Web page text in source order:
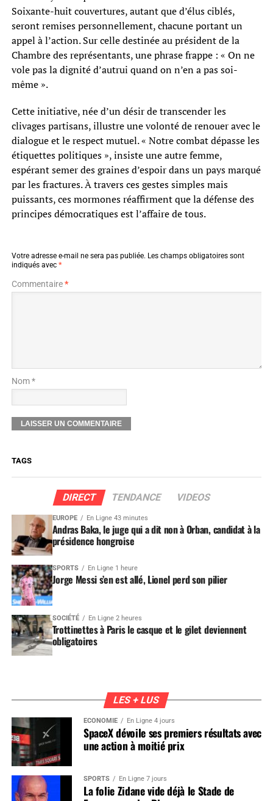
Soixante-huit couvertures, autant que d’élus ciblés,
seront remises personnellement, chacune portant un
appel à l’action. Sur celle destinée au président de la
Chambre des représentants, une phrase frappe : « On ne
vole pas la dignité d’autrui quand on n’en a pas soi-
même ».
Cette initiative, née d’un désir de transcender les
clivages partisans, illustre une volonté de renouer avec le
dialogue et le respect mutuel. « Notre combat dépasse les
étiquettes politiques », insiste une autre femme,
espérant semer des graines d’espoir dans un pays marqué
par les fractures. À travers ces gestes simples mais
puissants, ces mormones réaffirment que la défense des
principes démocratiques est l’affaire de tous.
Votre adresse e-mail ne sera pas publiée. Les champs obligatoires sont
indiqués avec *
Commentaire*
Nom *
TAGS
DIRECT TENDANCE VIDEOS
EUROPE En Ligne 43 minutes
Andras Baka, le juge qui a dit non à Orban, candidat à la
présidence hongroise
SPORTS En Ligne 1 heure
Jorge Messi s’en est allé, Lionel perd son pilier
SOCIÉTÉ En Ligne 2 heures
Trottinettes à Paris le casque et le gilet deviennent
obligatoires
LES + LUS
ÉCONOMIE En Ligne 4 jours
SpaceX dévoile ses premiers résultats avec
une action à moitié prix
SPORTS En Ligne 7 jours
La folie Zidane vide déjà le Stade de